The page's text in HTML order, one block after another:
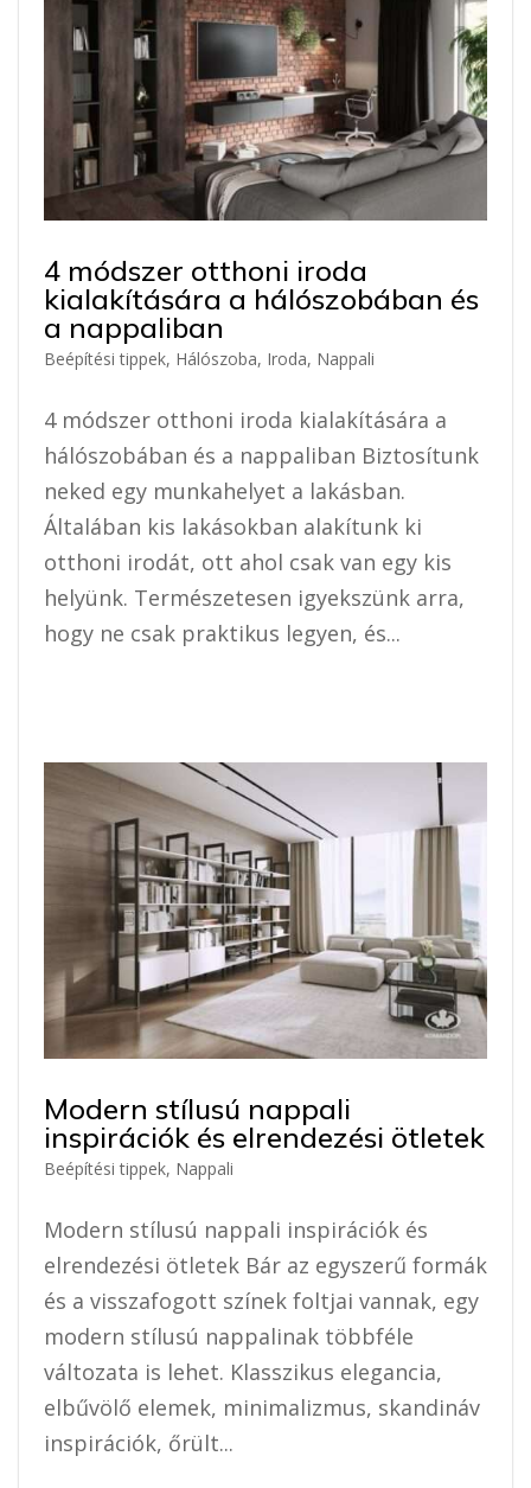
4 módszer otthoni iroda
kialakítására a hálószobában és
a nappaliban
Beépítési tippek, Hálószoba, Iroda, Nappali
4 módszer otthoni iroda kialakítására a
hálószobában és a nappaliban Biztosítunk
neked egy munkahelyet a lakásban.
Általában kis lakásokban alakítunk ki
otthoni irodát, ott ahol csak van egy kis
helyünk. Természetesen igyekszünk arra,
hogy ne csak praktikus legyen, és...
Modern stílusú nappali
inspirációk és elrendezési ötletek
Beépítési tippek, Nappali
Modern stílusú nappali inspirációk és
elrendezési ötletek Bár az egyszerű formák
és a visszafogott színek foltjai vannak, egy
modern stílusú nappalinak többféle
változata is lehet. Klasszikus elegancia,
elbűvölő elemek, minimalizmus, skandináv
inspirációk, őrült...